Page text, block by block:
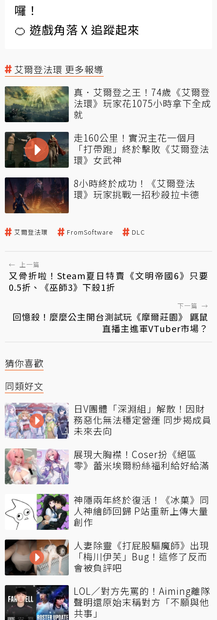
囉！
🍊 遊戲角落 X 追蹤起來
艾爾登法環 更多報導
真．艾爾登之王！74歲《艾爾登
法環》玩家花1075小時拿下全成
就
走160公里！實況主花一個月
「打帶跑」終於擊敗《艾爾登法
環》女武神
8小時終於成功！《艾爾登法
環》玩家挑戰一招秒殺拉卡德
艾爾登法環 FromSoftware DLC
← 上一篇
又骨折啦！Steam夏日特賣《文明帝國6》只要
0.5折、《巫師3》下殺1折
下一篇 →
回憶殺！麼麼公主開台測試玩《摩爾莊園》 鼴鼠
直播主進軍VTuber市場？
猜你喜歡
同類好文
日V團體「深淵組」解散！因財
務惡化無法穩定營運 同步揭成員
未來去向
展現大胸襟！Coser扮《絕區
零》蕾米埃爾粉絲福利給好給滿
神隱兩年終於復活！《冰菓》同
人神繪師回歸 P站重新上傳大量
創作
人妻除靈《打屁股驅魔師》出現
「梅川伊芙」Bug！這修了反而
會被負評吧
LOL／對方先罵的！Aiming離隊
聲明還原始末稱對方「不願與他
共事」